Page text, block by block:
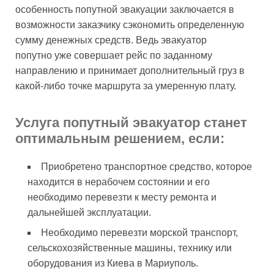
особенность попутной эвакуации заключается в
возможности заказчику сэкономить определенную
сумму денежных средств. Ведь эвакуатор
попутно уже совершает рейс по заданному
направлению и принимает дополнительный груз в
какой-либо точке маршрута за умеренную плату.
Услуга попутный эвакуатор станет
оптимальным решением, если:
Приобретено транспортное средство, которое
находится в нерабочем состоянии и его
необходимо перевезти к месту ремонта и
дальнейшей эксплуатации.
Необходимо перевезти морской транспорт,
сельскохозяйственные машины, технику или
оборудования из Киева в Мариуполь.